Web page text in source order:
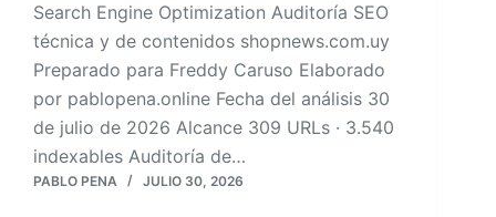
Search Engine Optimization Auditoría SEO
técnica y de contenidos shopnews.com.uy
Preparado para Freddy Caruso Elaborado
por pablopena.online Fecha del análisis 30
de julio de 2026 Alcance 309 URLs · 3.540
indexables Auditoría de…
PABLO PENA JULIO 30, 2026